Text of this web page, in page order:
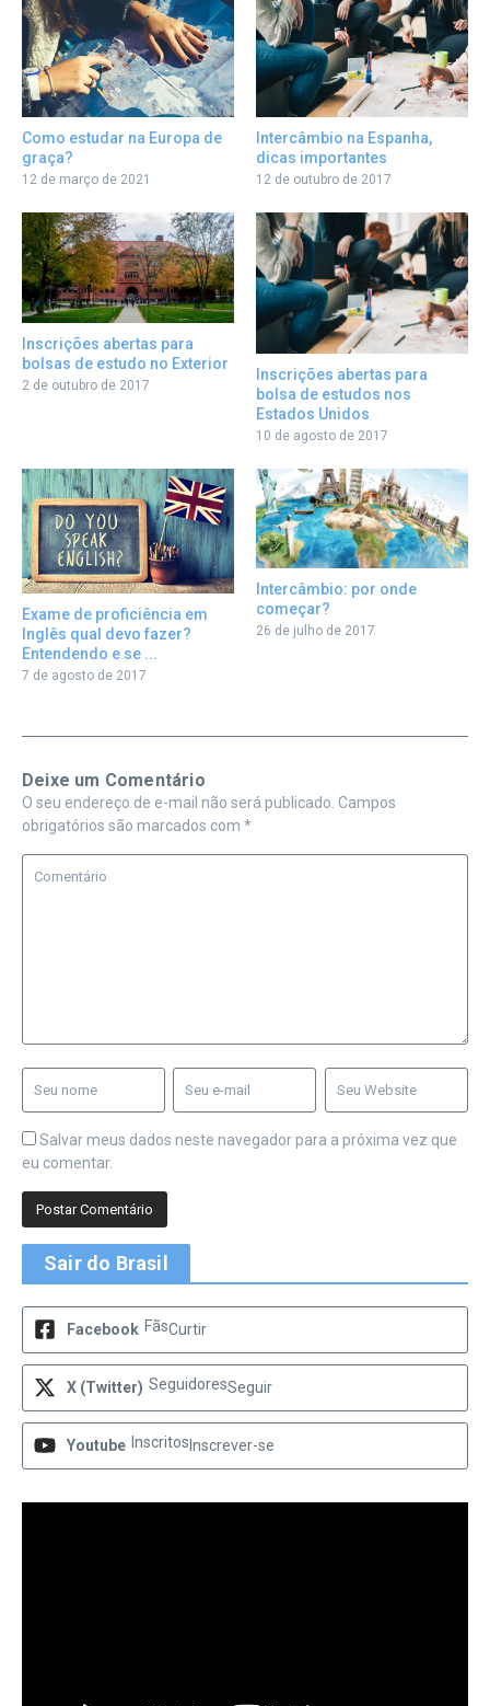
Como estudar na Europa de
graça?
12 de março de 2021
Intercâmbio na Espanha,
dicas importantes
12 de outubro de 2017
Inscrições abertas para
bolsas de estudo no Exterior
2 de outubro de 2017
Inscrições abertas para
bolsa de estudos nos
Estados Unidos
10 de agosto de 2017
Exame de proficiência em
Inglês qual devo fazer?
Entendendo e se ...
7 de agosto de 2017
Intercâmbio: por onde
começar?
26 de julho de 2017
Deixe um Comentário
O seu endereço de e-mail não será publicado. Campos
obrigatórios são marcados com *
Salvar meus dados neste navegador para a próxima vez que
eu comentar.
Sair do Brasil
Facebook FãsCurtir
X (Twitter) SeguidoresSeguir
Youtube Inscritos Inscrever-se